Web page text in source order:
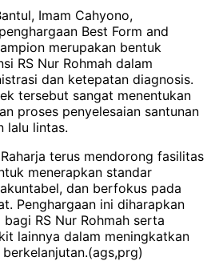
Imam Cahyono,
Best Form and
merupakan bentuk
RS Nur Rohmah dalam
dan ketepatan diagnosis.
tersebut sangat menentukan
proses penyelesaian santunan
lalu lintas.
terus mendorong fasilitas
menerapkan standar
dan berfokus pada
Penghargaan ini diharapkan
RS Nur Rohmah serta
lainnya dalam meningkatkan